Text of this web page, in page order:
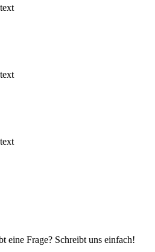
eine Frage? Schreibt uns einfach!